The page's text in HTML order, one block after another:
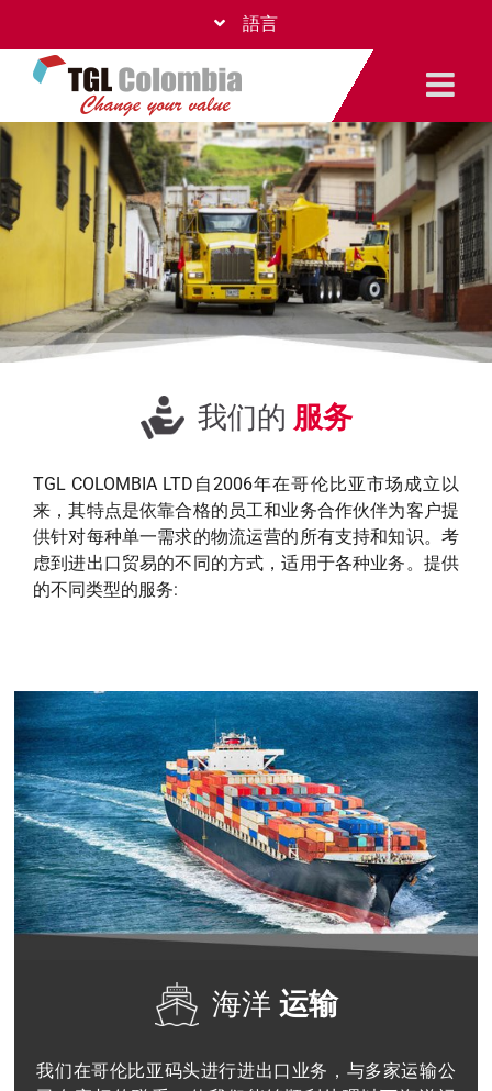
content
語言
我们的 服务
TGL COLOMBIA LTD自2006年在哥伦比亚市场成立以
来，其特点是依靠合格的员工和业务合作伙伴为客户提
供针对每种单一需求的物流运营的所有支持和知识。考
虑到进出口贸易的不同的方式，适用于各种业务。提供
的不同类型的服务:
海洋 运输
我们在哥伦比亚码头进行进出口业务，与多家运输公